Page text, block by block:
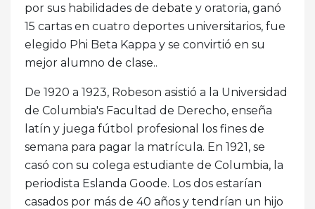
por sus habilidades de debate y oratoria, ganó
15 cartas en cuatro deportes universitarios, fue
elegido Phi Beta Kappa y se convirtió en su
mejor alumno de clase..
De 1920 a 1923, Robeson asistió a la Universidad
de Columbia's Facultad de Derecho, enseña
latín y juega fútbol profesional los fines de
semana para pagar la matrícula. En 1921, se
casó con su colega estudiante de Columbia, la
periodista Eslanda Goode. Los dos estarían
casados ​​por más de 40 años y tendrían un hijo